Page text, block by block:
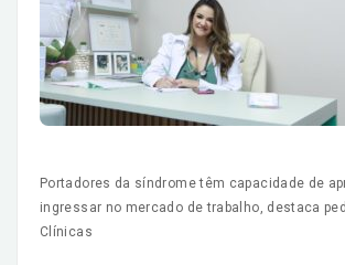
Portadores da síndrome têm capacidade de
ingressar no mercado de trabalho, destaca
Clínicas